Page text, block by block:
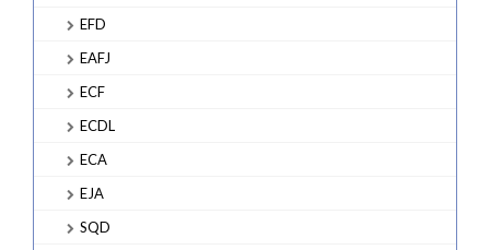
EFD
EAFJ
ECF
ECDL
ECA
EJA
SQD